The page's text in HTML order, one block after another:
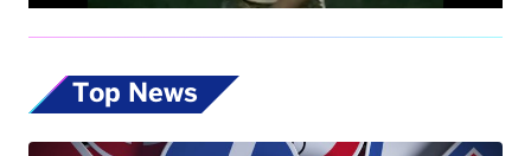
Top News